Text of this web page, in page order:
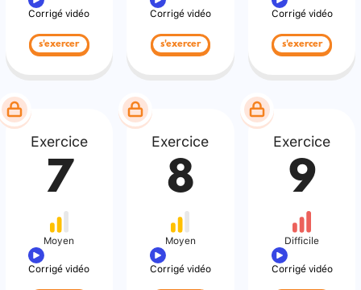
Corrigé vidéo
s'exercer
Corrigé vidéo
s'exercer
Corrigé vidéo
s'exercer
Exercice
7
Moyen
Corrigé vidéo
Exercice
8
Moyen
Corrigé vidéo
Exercice
9
Difficile
Corrigé vidéo